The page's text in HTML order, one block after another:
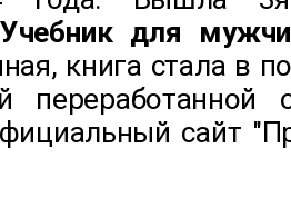
для
книга стала в
сайт